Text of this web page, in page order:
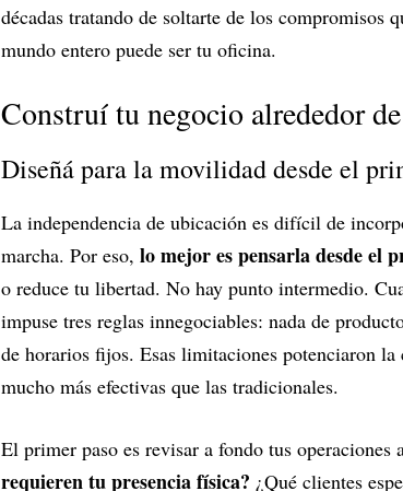
décadas tratando de soltarte de los compromisos
mundo entero puede ser tu oficina.
Construí tu negocio alrededor
Diseñá para la movilidad desde el
La independencia de ubicación es difícil de
marcha. Por eso, lo mejor es pensarla desde el
o reduce tu libertad. No hay punto intermedio.
impuse tres reglas innegociables: nada de
de horarios fijos. Esas limitaciones potenciaron
mucho más efectivas que las tradicionales.
El primer paso es revisar a fondo tus operaciones
requieren tu presencia física? ¿Qué clientes